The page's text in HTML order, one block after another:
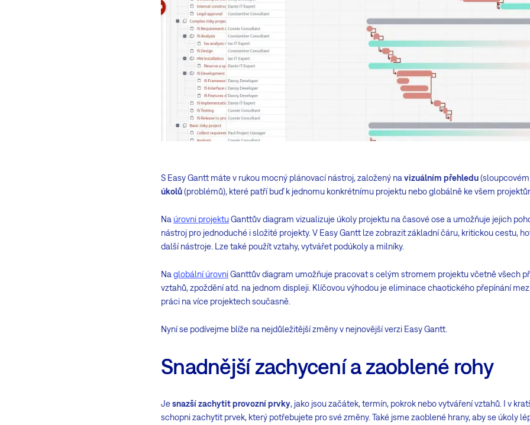
S Easy Gantt máte v rukou mocný plánovací nástroj, založený na vizuálním přehledu
úkolů(problémů), které patří buď k jednomu konkrétnímu projektu nebo globálně ke všem
Na úrovni projektuGanttův diagram vizualizuje úkoly projektu na časové ose a umožňuje jejich
nástroj pro jednoduché i složité projekty. V Easy Gantt lze zobrazit základní čáru, kritickou cestu,
další nástroje. Lze také použít vztahy, vytvářet podúkoly a milníky.
Na globální úrovniGanttův diagram umožňuje pracovat s celým stromem projektu včetně všech
vztahů, zpoždění atd. na jednom displeji. Klíčovou výhodou je eliminace chaotického přepínání
práci na více projektech současně.
Nyní se podívejme blíže na nejdůležitější změny v nejnovější verzi Easy Gantt.
Snadnější zachycení a zaoblené rohy
Jesnazší zachytit provozní prvky, jako jsou začátek, termín, pokrok nebo vytváření vztahů. I v
schopni zachytit prvek, který potřebujete pro své změny. Také jsme zaoblené hrany, aby se úkoly